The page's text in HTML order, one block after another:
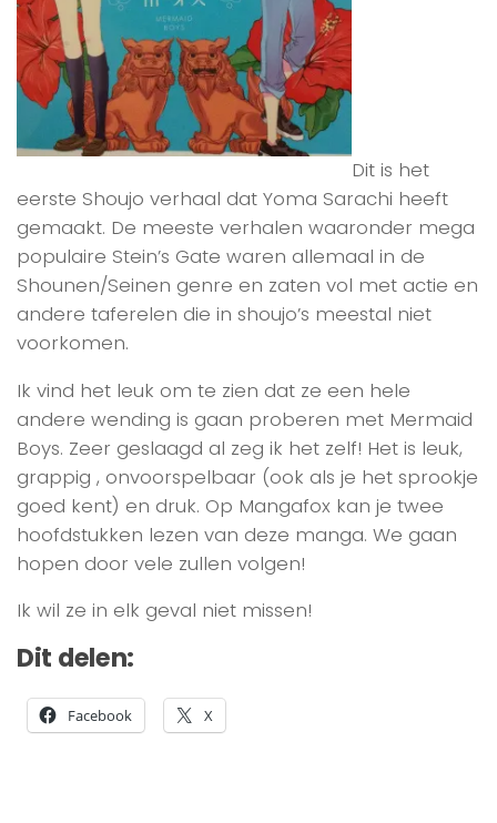
Dit is het
eerste Shoujo verhaal dat Yoma Sarachi heeft
gemaakt. De meeste verhalen waaronder mega
populaire Stein’s Gate waren allemaal in de
Shounen/Seinen genre en zaten vol met actie en
andere taferelen die in shoujo’s meestal niet
voorkomen.
Ik vind het leuk om te zien dat ze een hele
andere wending is gaan proberen met Mermaid
Boys. Zeer geslaagd al zeg ik het zelf! Het is leuk,
grappig , onvoorspelbaar (ook als je het sprookje
goed kent) en druk. Op Mangafox kan je twee
hoofdstukken lezen van deze manga. We gaan
hopen door vele zullen volgen!
Ik wil ze in elk geval niet missen!
Dit delen:
Facebook X